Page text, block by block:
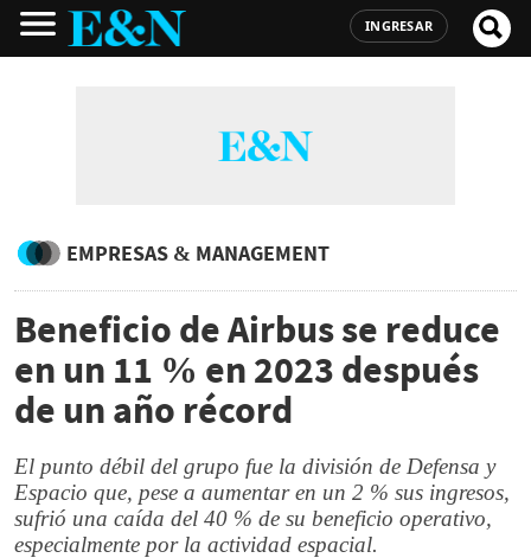
INGRESAR
EMPRESAS & MANAGEMENT
Beneficio de Airbus se reduce
en un 11 % en 2023 después
de un año récord
El punto débil del grupo fue la división de Defensa y
Espacio que, pese a aumentar en un 2 % sus ingresos,
sufrió una caída del 40 % de su beneficio operativo,
especialmente por la actividad espacial.